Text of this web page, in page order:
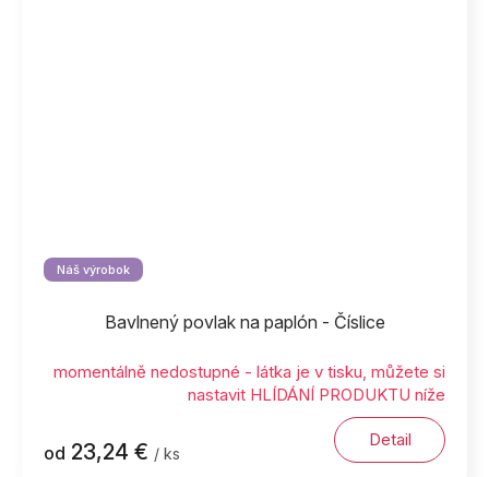
Náš výrobok
Bavlnený povlak na paplón - Číslice
momentálně nedostupné - látka je v tisku, můžete si
nastavit HLÍDÁNÍ PRODUKTU níže
od 23,24 € / ks
Detail